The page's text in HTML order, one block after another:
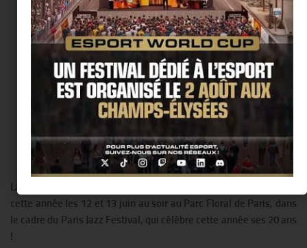
La cérémonie des Victoires du Jazz 2014 approche. Elle se tiendra
cette année les 12 et 13 juin au soir au Parc Floral de Paris, dans
le cadre du Paris Jazz Festival, qui célèbre cette année ses 20 ans
!